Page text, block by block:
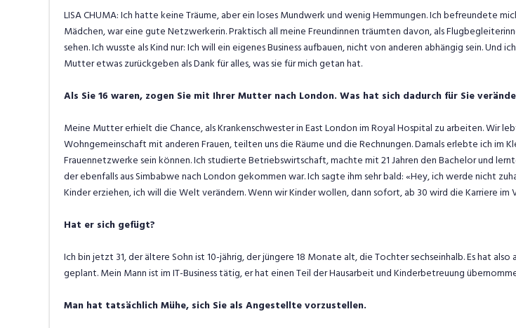
LISA CHUMA: Ich hatte keine Träume, aber ein loses Mundwerk und wenig Hemmungen. Ich befreundete
Mädchen, war eine gute Netzwerkerin. Praktisch all meine Freundinnen träumten davon, als
sehen. Ich wusste als Kind nur: Ich will ein eigenes Business aufbauen, nicht von anderen abhängig sein. Und
Mutter etwas zurückgeben als Dank für alles, was sie für mich getan hat.
Als Sie 16 waren, zogen Sie mit Ihrer Mutter nach London. Was hat sich dadurch für Sie
Meine Mutter erhielt die Chance, als Krankenschwester in East London im Royal Hospital zu arbeiten. Wir
Wohngemeinschaft mit anderen Frauen, teilten uns die Räume und die Rechnungen. Damals erlebte ich im
Frauennetzwerke sein können. Ich studierte Betriebswirtschaft, machte mit 21 Jahren den Bachelor und
der ebenfalls aus Simbabwe nach London gekommen war. Ich sagte ihm sehr bald: «Hey, ich werde nicht
Kinder erziehen, ich will die Welt verändern. Wenn wir Kinder wollen, dann sofort, ab 30 wird die Karriere im
Hat er sich gefügt?
Ich bin jetzt 31, der ältere Sohn ist 10-jährig, der jüngere 18 Monate alt, die Tochter sechseinhalb. Es hat
geplant. Mein Mann ist im IT-Business tätig, er hat einen Teil der Hausarbeit und Kinderbetreuung
Man hat tatsächlich Mühe, sich Sie als Angestellte vorzustellen.